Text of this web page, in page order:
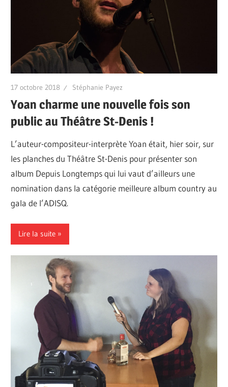
17 octobre 2018 Stéphanie Payez
Yoan charme une nouvelle fois son
public au Théâtre St-Denis !
L’auteur-compositeur-interprète Yoan était, hier soir, sur
les planches du Théâtre St-Denis pour présenter son
album Depuis Longtemps qui lui vaut d’ailleurs une
nomination dans la catégorie meilleure album country au
gala de l’ADISQ.
Lire la suite